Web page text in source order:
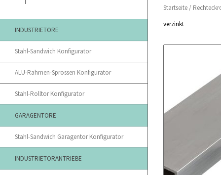
INDUSTRIETORE
Stahl-Sandwich Konfigurator
ALU-Rahmen-Sprossen Konfigurator
Stahl-Rolltor Konfigurator
GARAGENTORE
Stahl-Sandwich Garagentor Konfigurator
INDUSTRIETORANTRIEBE
Startseite /
verzinkt